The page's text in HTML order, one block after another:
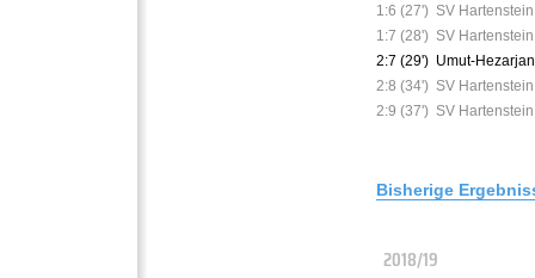
1:6 (27') SV
1:7 (28') SV
2:7 (29') Umut-
2:8 (34') SV
2:9 (37') SV
Bisherige
2018/19